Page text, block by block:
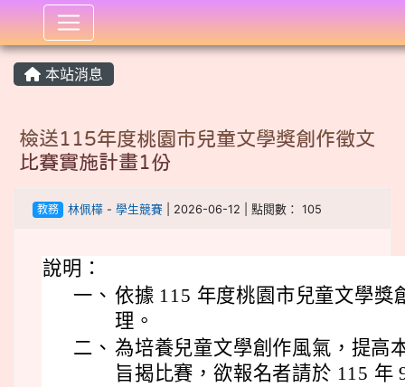
:::
本站消息
檢送115年度桃園市兒童文學獎創作徵文
比賽實施計畫1份
教務 林佩樺- 學生競賽| 2026-06-12 | 點閱數： 105
說明：
一、 依據 115 年度桃園市兒童文學獎
理。
二、 為培養兒童文學創作風氣，提高
旨揭比賽，欲報名者請於 115 年